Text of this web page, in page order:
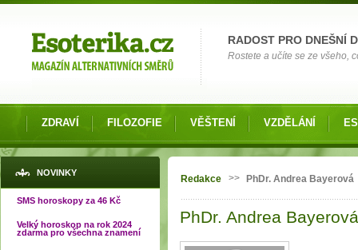
RADOST PRO DNEŠNÍ
Rostete a učíte se ze všeho,
ZDRAVÍ FILOZOFIE VĚŠTENÍ VZDĚLÁNÍ
NOVINKY
SMS horoskopy za 46 Kč
Velký horoskop na rok 2024
zdarma pro všechna znamení
Jste zde
Redakce >> PhDr. Andrea Bayerová
PhDr. Andrea Bayerová